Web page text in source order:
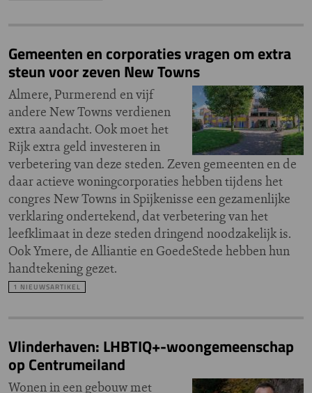
Gemeenten en corporaties vragen om extra
steun voor zeven New Towns
Almere, Purmerend en vijf
andere New Towns verdienen
extra aandacht. Ook moet het
Rijk extra geld investeren in
verbetering van deze steden. Zeven gemeenten en de
daar actieve woningcorporaties hebben tijdens het
congres New Towns in Spijkenisse een gezamenlijke
verklaring ondertekend, dat verbetering van het
leefklimaat in deze steden dringend noodzakelijk is.
Ook Ymere, de Alliantie en GoedeStede hebben hun
handtekening gezet.
1 NIEUWSARTIKEL
Vlinderhaven: LHBTIQ+-woongemeenschap
op Centrumeiland
Wonen in een gebouw met